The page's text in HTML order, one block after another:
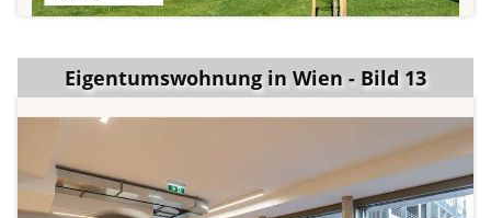
Eigentumswohnung in Wien - Bild 13